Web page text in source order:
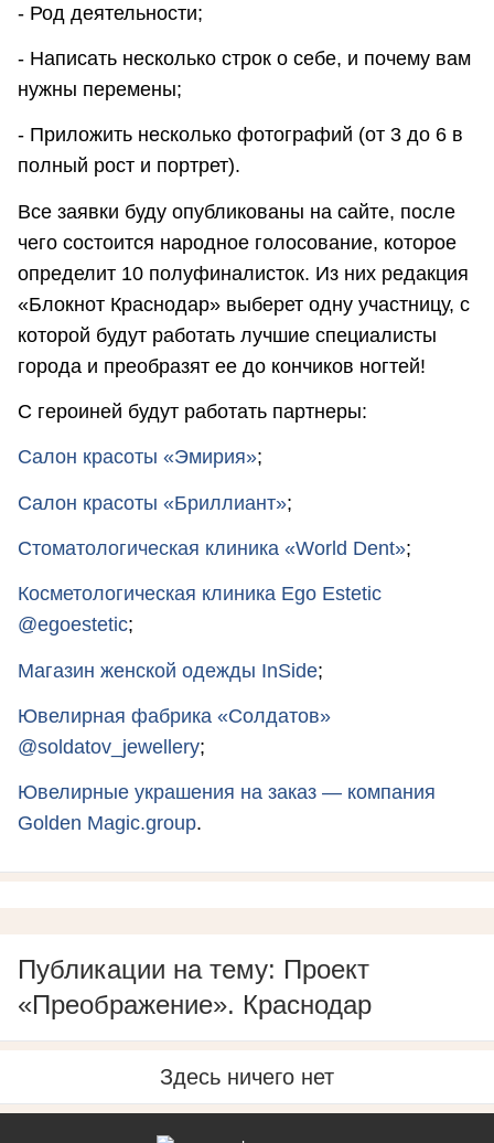
- Род деятельности;
- Написать несколько строк о себе, и почему вам
нужны перемены;
- Приложить несколько фотографий (от 3 до 6 в
полный рост и портрет).
Все заявки буду опубликованы на сайте, после
чего состоится народное голосование, которое
определит 10 полуфиналисток. Из них редакция
«Блокнот Краснодар» выберет одну участницу, с
которой будут работать лучшие специалисты
города и преобразят ее до кончиков ногтей!
С героиней будут работать партнеры:
Салон красоты «Эмирия»;
Салон красоты «Бриллиант»;
Стоматологическая клиника «World Dent»;
Косметологическая клиника Ego Estetic
@egoestetic;
Магазин женской одежды InSide;
Ювелирная фабрика «Солдатов»
@soldatov_jewellery;
Ювелирные украшения на заказ — компания
Golden Magic.group.
Публикации на тему: Проект
«Преображение». Краснодар
Здесь ничего нет